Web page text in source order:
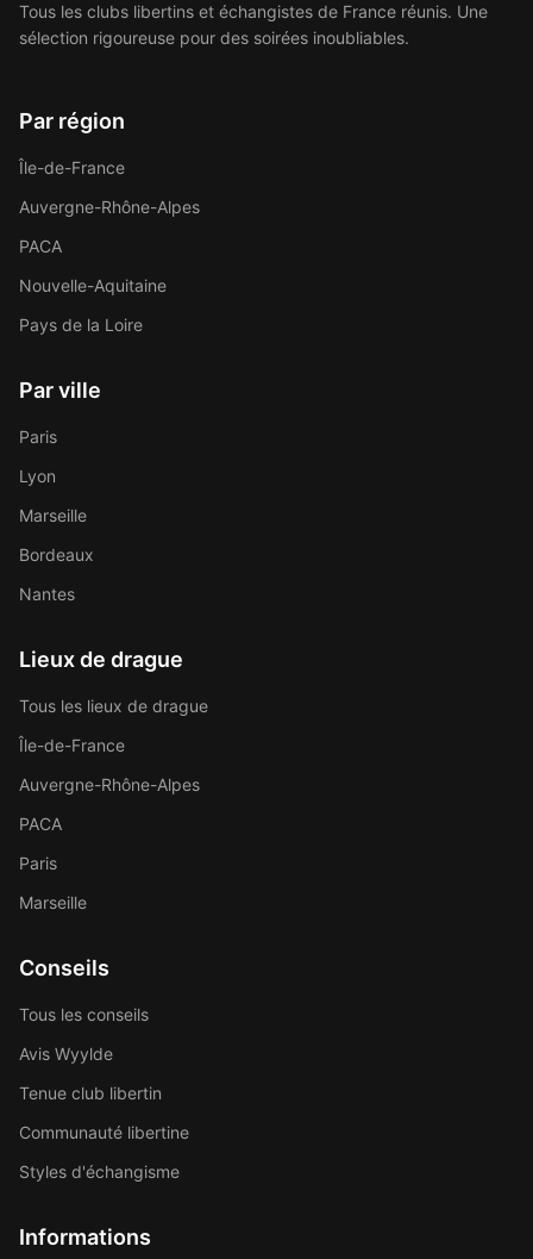
Tous les clubs libertins et échangistes de France réunis. Une
sélection rigoureuse pour des soirées inoubliables.
Par région
Île-de-France
Auvergne-Rhône-Alpes
PACA
Nouvelle-Aquitaine
Pays de la Loire
Par ville
Paris
Lyon
Marseille
Bordeaux
Nantes
Lieux de drague
Tous les lieux de drague
Île-de-France
Auvergne-Rhône-Alpes
PACA
Paris
Marseille
Conseils
Tous les conseils
Avis Wyylde
Tenue club libertin
Communauté libertine
Styles d'échangisme
Informations